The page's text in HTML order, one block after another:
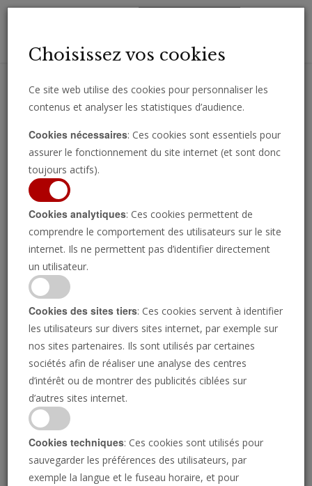
importantes directement par e-mail.
Europe
Choisissez vos cookies
Ce site web utilise des cookies pour personnaliser les
contenus et analyser les statistiques d’audience.
Cookies nécessaires: Ces cookies sont essentiels pour
assurer le fonctionnement du site internet (et sont donc
toujours actifs).
Cookies analytiques: Ces cookies permettent de
comprendre le comportement des utilisateurs sur le site
internet. Ils ne permettent pas d’identifier directement
un utilisateur.
Cookies des sites tiers: Ces cookies servent à identifier
les utilisateurs sur divers sites internet, par exemple sur
nos sites partenaires. Ils sont utilisés par certaines
sociétés afin de réaliser une analyse des centres
d’intérêt ou de montrer des publicités ciblées sur
d’autres sites internet.
Cookies techniques: Ces cookies sont utilisés pour
sauvegarder les préférences des utilisateurs, par
exemple la langue et le fuseau horaire, et pour